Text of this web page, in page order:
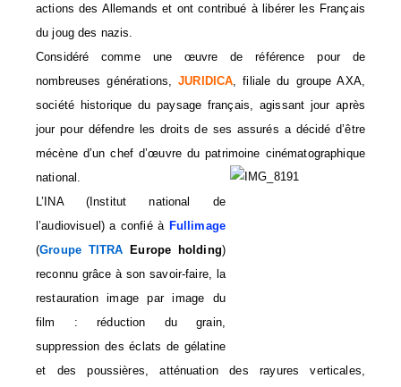
actions des Allemands et ont contribué à libérer les Français
du joug des nazis.
Considéré comme une œuvre de référence pour de
nombreuses générations,JURIDICA, filiale du groupe AXA,
société historique du paysage français, agissant jour après
jour pour défendre les droits de ses assurés a décidé d’être
mécène d’un chef d’œuvre du patrimoine cinématographique
national.
L’INA (Institut national de
l’audiovisuel) a confié à Fullimage
(Groupe TITRA Europe holding)
reconnu grâce à son savoir-faire, la
restauration image par image du
film : réduction du grain,
suppression des éclats de gélatine
et des poussières, atténuation des rayures verticales,